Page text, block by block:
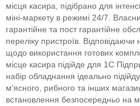
місця касира, підібрано для
міні-маркету в режимі 24/7.
гарантійне та пост гарантійне
переліку пристроїв.
щодо використання готових
місце касира підійде для 1С
набір обладнання ідеально
м'ясного, рибного та інших
встановлення безпосередньо на